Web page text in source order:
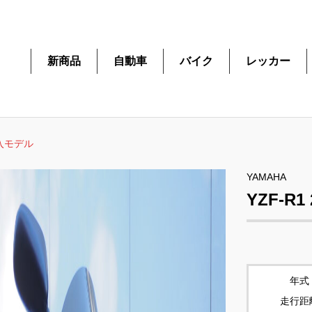
新商品 自動車 バイク レッカー
モデル
YAMAHA
YZF-R1
年式
走行距